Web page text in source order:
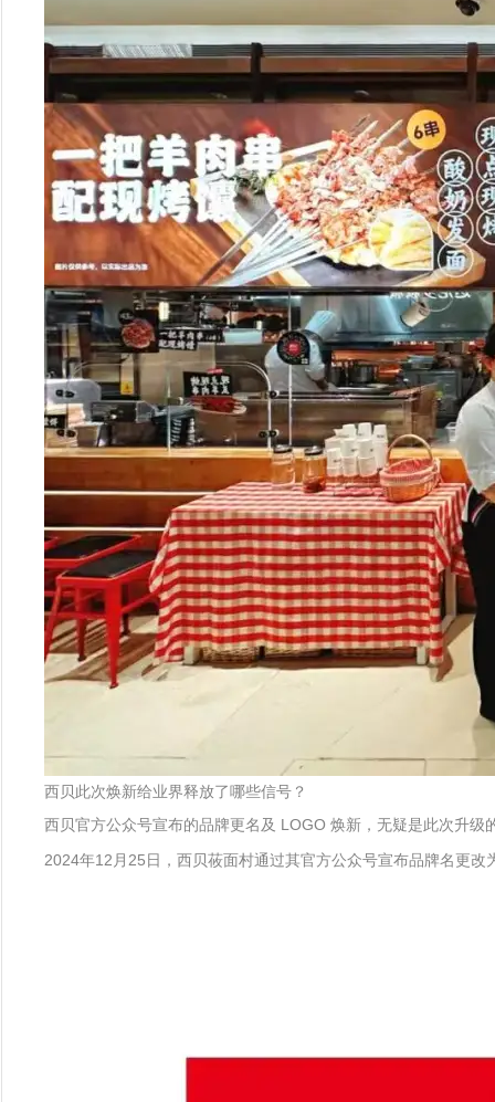
西贝此次焕新给业界释放了哪些信号？
西贝官方公众号宣布的品牌更名及 LOGO 焕新，无疑是此次升级
2024年12月25日，西贝莜面村通过其官方公众号宣布品牌名更改